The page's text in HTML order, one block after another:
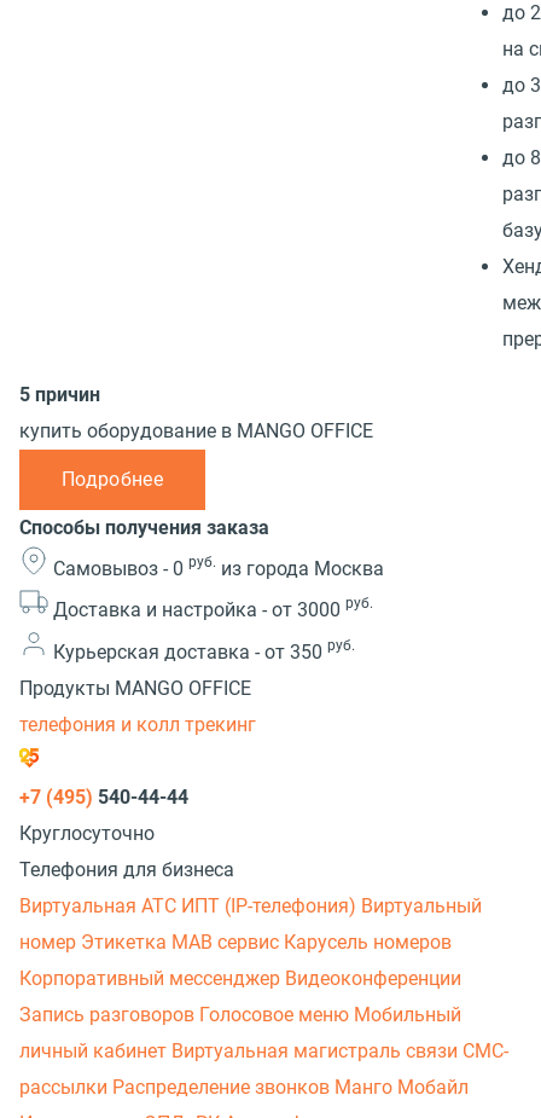
до
на
до
до
5 причин
купить оборудование в MANGO OFFICE
Подробнее
Способы получения заказа
Самовывоз - 0 руб. из города Москва
Доставка и настройка - от 3000 руб.
Курьерская доставка - от 350 руб.
Продукты MANGO OFFICE
телефония и колл трекинг
+7 (495) 540-44-44
Круглосуточно
Телефония для бизнеса
Виртуальная АТС ИПТ (IP-телефония) Виртуальный
номер Этикетка МАВ сервис Карусель номеров
Корпоративный мессенджер Видеоконференции
Запись разговоров Голосовое меню Мобильный
личный кабинет Виртуальная магистраль связи СМС-
рассылки Распределение звонков Манго Мобайл